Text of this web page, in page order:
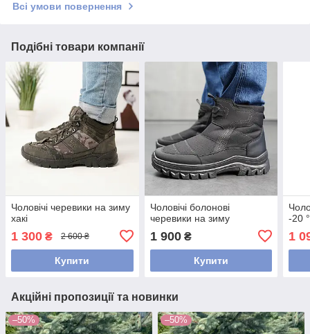
Всі умови повернення
Подібні товари компанії
Чоловічі черевики на зиму
хакі
1 300 ₴ 2 600 ₴
Купити
Чоловічі болонові
черевики на зиму
1 900₴
Купити
-20
1
Акційні пропозиції та новинки
–50% –50%